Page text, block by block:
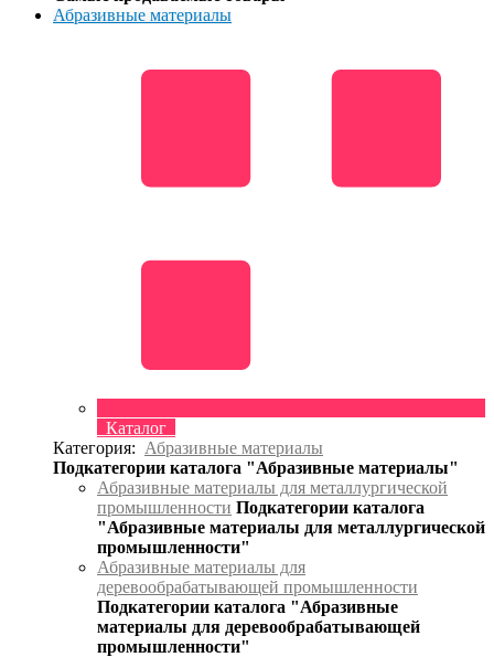
Абразивные материалы
Каталог
Категория: Абразивные материалы
Подкатегории каталога "Абразивные материалы"
Абразивные материалы для металлургической
промышленности Подкатегории каталога
"Абразивные материалы для металлургической
промышленности"
Абразивные материалы для
деревообрабатывающей промышленности
Подкатегории каталога "Абразивные
материалы для деревообрабатывающей
промышленности"